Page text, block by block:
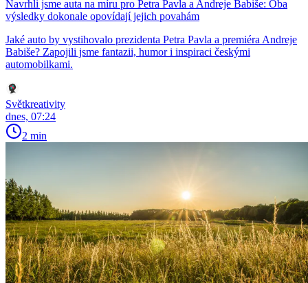
Navrhli jsme auta na míru pro Petra Pavla a Andreje Babiše: Oba
výsledky dokonale opovídají jejich povahám
Jaké auto by vystihovalo prezidenta Petra Pavla a premiéra Andreje
Babiše? Zapojili jsme fantazii, humor i inspiraci českými
automobilkami.
Světkreativity
dnes, 07:24
2 min